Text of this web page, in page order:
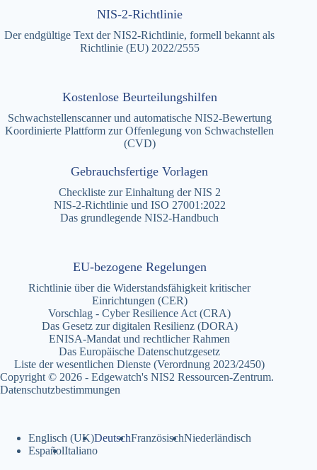
NIS-2-Richtlinie
Der endgültige Text der NIS2-Richtlinie, formell bekannt als
Richtlinie (EU) 2022/2555
Kostenlose Beurteilungshilfen
Schwachstellenscanner und automatische NIS2-Bewertung
Koordinierte Plattform zur Offenlegung von Schwachstellen
(CVD)
Gebrauchsfertige Vorlagen
Checkliste zur Einhaltung der NIS 2
NIS-2-Richtlinie und ISO 27001:2022
Das grundlegende NIS2-Handbuch
EU-bezogene Regelungen
Richtlinie über die Widerstandsfähigkeit kritischer
Einrichtungen (CER)
Vorschlag - Cyber Resilience Act (CRA)
Das Gesetz zur digitalen Resilienz (DORA)
ENISA-Mandat und rechtlicher Rahmen
Das Europäische Datenschutzgesetz
Liste der wesentlichen Dienste (Verordnung 2023/2450)
Copyright © 2026 - Edgewatch's NIS2 Ressourcen-Zentrum.
Datenschutzbestimmungen
Englisch (UK)DeutschFranzösischNiederländisch
EspañolItaliano